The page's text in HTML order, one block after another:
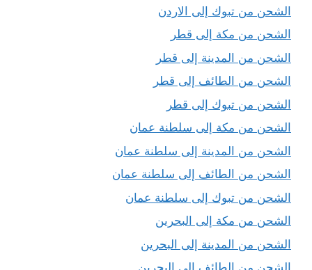
الشحن من تبوك إلى الاردن
الشحن من مكة إلى قطر
الشحن من المدينة إلى قطر
الشحن من الطائف إلى قطر
الشحن من تبوك إلى قطر
الشحن من مكة إلى سلطنة عمان
الشحن من المدينة إلى سلطنة عمان
الشحن من الطائف إلى سلطنة عمان
الشحن من تبوك إلى سلطنة عمان
الشحن من مكة إلى البحرين
الشحن من المدينة إلى البحرين